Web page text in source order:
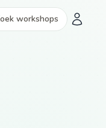
workshops